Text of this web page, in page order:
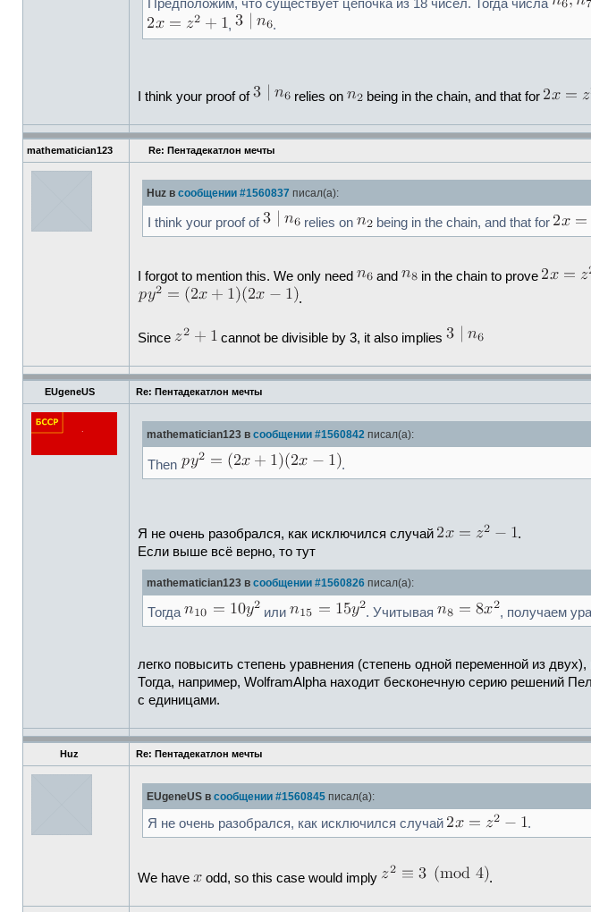
Предположим, что существует цепочка из 18 чисел. Тогда числа
,
.
I think your proof of relies on being in the chain, and that for
mathematician123 Re: Пентадекатлон мечты
Huz в сообщении #1560837 писал(а):
I think your proof of relies on being in the chain, and that for
I forgot to mention this. We only need and in the chain to prove
.
Since cannot be divisible by 3, it also implies
EUgeneUS Re: Пентадекатлон мечты
mathematician123 в сообщении #1560842 писал(а):
Then .
Я не очень разобрался, как исключился случай
.
Если выше всё верно, то тут
mathematician123 в сообщении #1560826 писал(а):
Тогда или . Учитывая , получаем
легко повысить степень уравнения (степень одной переменной из двух),
Тогда, например, WolframAlpha находит бесконечную серию решений
с единицами.
Huz Re: Пентадекатлон мечты
EUgeneUS в сообщении #1560845 писал(а):
Я не очень разобрался, как исключился случай .
We have odd, so this case would imply .